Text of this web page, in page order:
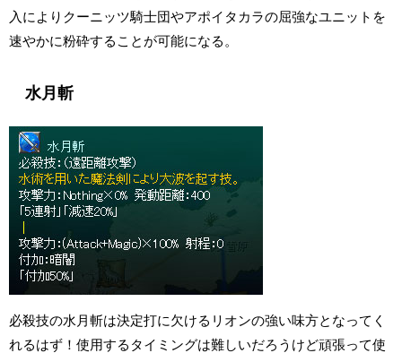
入によりクーニッツ騎士団やアポイタカラの屈強なユニットを
速やかに粉砕することが可能になる。
水月斬
必殺技の水月斬は決定打に欠けるリオンの強い味方となってく
れるはず！使用するタイミングは難しいだろうけど頑張って使